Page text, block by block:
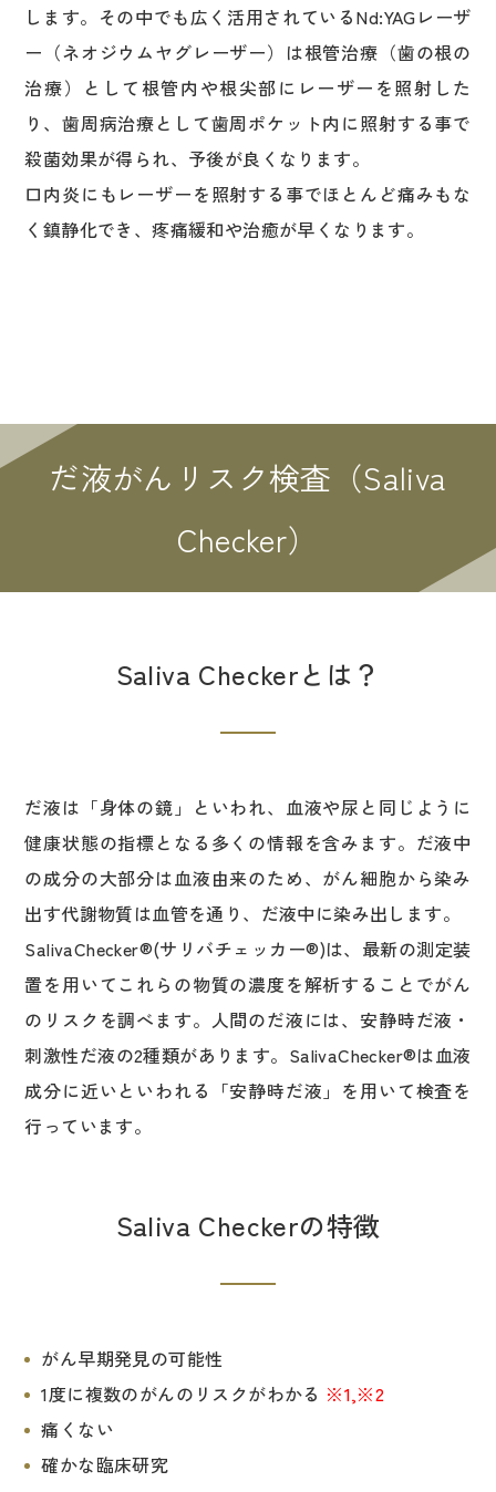
します。その中でも広く活用されているNd:YAGレーザ
ー（ネオジウムヤグレーザー）は根管治療（歯の根の
治療）として根管内や根尖部にレーザーを照射した
り、歯周病治療として歯周ポケット内に照射する事で
殺菌効果が得られ、予後が良くなります。
口内炎にもレーザーを照射する事でほとんど痛みもな
く鎮静化でき、疼痛緩和や治癒が早くなります。
だ液がんリスク検査（Saliva
Checker）
Saliva Checkerとは？
だ液は「身体の鏡」といわれ、血液や尿と同じように
健康状態の指標となる多くの情報を含みます。だ液中
の成分の大部分は血液由来のため、がん細胞から染み
出す代謝物質は血管を通り、だ液中に染み出します。
SalivaChecker®(サリバチェッカー®)は、最新の測定装
置を用いてこれらの物質の濃度を解析することでがん
のリスクを調べます。人間のだ液には、安静時だ液・
刺激性だ液の2種類があります。SalivaChecker®は血液
成分に近いといわれる「安静時だ液」を用いて検査を
行っています。
Saliva Checkerの特徴
がん早期発見の可能性
1度に複数のがんのリスクがわかる ※1,※2
痛くない
確かな臨床研究